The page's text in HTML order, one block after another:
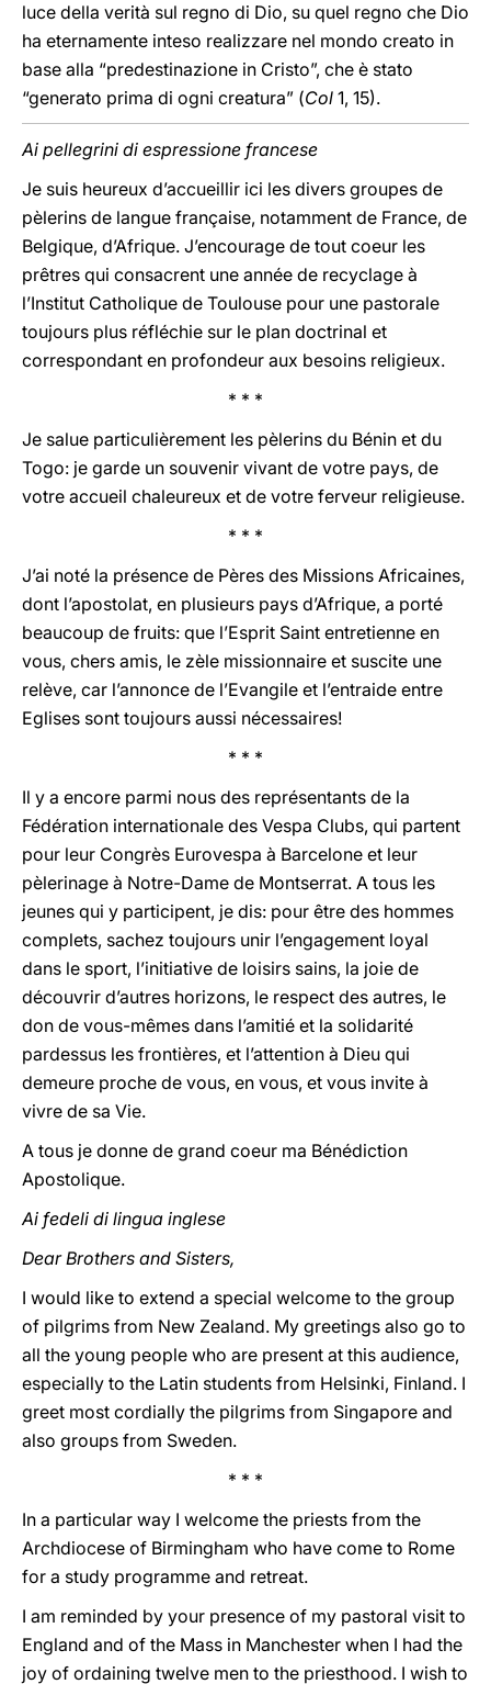
luce della verità sul regno di Dio, su quel regno che Dio
ha eternamente inteso realizzare nel mondo creato in
base alla “predestinazione in Cristo”, che è stato
“generato prima di ogni creatura” (Col 1, 15).
Ai pellegrini di espressione francese
Je suis heureux d’accueillir ici les divers groupes de
pèlerins de langue française, notamment de France, de
Belgique, d’Afrique. J’encourage de tout coeur les
prêtres qui consacrent une année de recyclage à
l’Institut Catholique de Toulouse pour une pastorale
toujours plus réfléchie sur le plan doctrinal et
correspondant en profondeur aux besoins religieux.
* * *
Je salue particulièrement les pèlerins du Bénin et du
Togo: je garde un souvenir vivant de votre pays, de
votre accueil chaleureux et de votre ferveur religieuse.
* * *
J’ai noté la présence de Pères des Missions Africaines,
dont l’apostolat, en plusieurs pays d’Afrique, a porté
beaucoup de fruits: que l’Esprit Saint entretienne en
vous, chers amis, le zèle missionnaire et suscite une
relève, car l’annonce de l’Evangile et l’entraide entre
Eglises sont toujours aussi nécessaires!
* * *
Il y a encore parmi nous des représentants de la
Fédération internationale des Vespa Clubs, qui partent
pour leur Congrès Eurovespa à Barcelone et leur
pèlerinage à Notre-Dame de Montserrat. A tous les
jeunes qui y participent, je dis: pour être des hommes
complets, sachez toujours unir l’engagement loyal
dans le sport, l’initiative de loisirs sains, la joie de
découvrir d’autres horizons, le respect des autres, le
don de vous-mêmes dans l’amitié et la solidarité
pardessus les frontières, et l’attention à Dieu qui
demeure proche de vous, en vous, et vous invite à
vivre de sa Vie.
A tous je donne de grand coeur ma Bénédiction
Apostolique.
Ai fedeli di lingua inglese
Dear Brothers and Sisters,
I would like to extend a special welcome to the group
of pilgrims from New Zealand. My greetings also go to
all the young people who are present at this audience,
especially to the Latin students from Helsinki, Finland. I
greet most cordially the pilgrims from Singapore and
also groups from Sweden.
* * *
In a particular way I welcome the priests from the
Archdiocese of Birmingham who have come to Rome
for a study programme and retreat.
I am reminded by your presence of my pastoral visit to
England and of the Mass in Manchester when I had the
joy of ordaining twelve men to the priesthood. I wish to